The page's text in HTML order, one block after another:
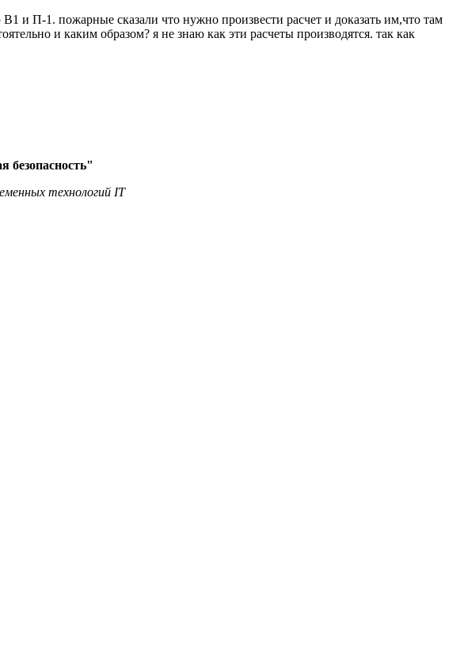
и П-1. пожарные сказали что нужно произвести расчет и доказать им,что там
и каким образом? я не знаю как эти расчеты производятся. так как
безопасность"
технологий IT